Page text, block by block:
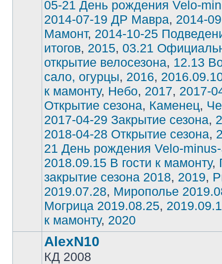
05-21 День рождения Velo-
2014-07-19 ДР Мавра, 2014-
Мамонт, 2014-10-25
итогов, 2015, 03.21
открытие велосезона, 12.13
сало, огурцы, 2016,
к мамонту, Небо, 2017, 2017-
Открытие сезона, Каменец,
2017-04-29 Закрытие сезона,
2018-04-28 Открытие сезона,
21 День рождения Velo-
2018.09.15 В гости к мамонту,
закрытие сезона 2018, 2019,
2019.07.28, Мирополье
Могрица 2019.08.25,
к мамонту, 2020
AlexN10
КД 2008